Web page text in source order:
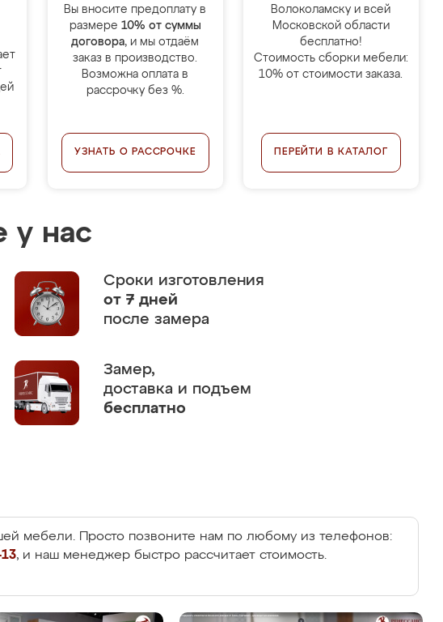
Вы вносите предоплату в
размере 10% от суммы
договора, и мы отдаём
заказ в производство.
Возможна оплата в
рассрочку без %.
УЗНАТЬ О РАССРОЧКЕ
Волоколамску и всей
Московской области
бесплатно!
Стоимость сборки мебели:
10% от стоимости заказа.
ПЕРЕЙТИ В КАТАЛОГ
у нас
Сроки изготовления
от 7 дней
после замера
Замер,
доставка и подъем
бесплатно
мебели. Просто позвоните нам по любому из телефонов:
, и наш менеджер быстро рассчитает стоимость.